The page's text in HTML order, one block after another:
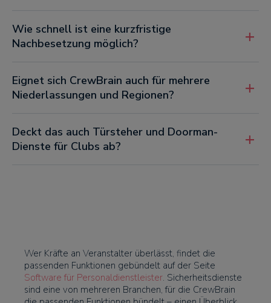
Wie schnell ist eine kurzfristige
Nachbesetzung möglich?
Eignet sich CrewBrain auch für mehrere
Niederlassungen und Regionen?
Deckt das auch Türsteher und Doorman-
Dienste für Clubs ab?
Wer Kräfte an Veranstalter überlässt, findet die
passenden Funktionen gebündelt auf der Seite
Software für Personaldienstleister. Sicherheitsdienste
sind eine von mehreren Branchen, für die CrewBrain